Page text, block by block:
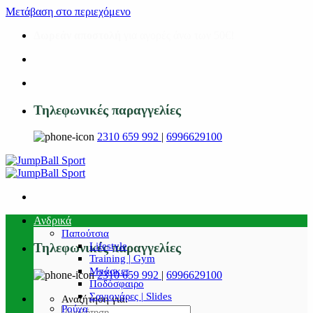
Μετάβαση στο περιεχόμενο
Τηλεφωνικές παραγγελίες
2310 659 992 | 6996629100
Τηλεφωνικές παραγγελίες
2310 659 992 | 6996629100
Αναζήτηση για:
Ανδρικά
Παπούτσια
Lifestyle
Training | Gym
Μπάσκετ
Ποδόσφαιρο
Σαγιονάρες | Slides
Ρούχα